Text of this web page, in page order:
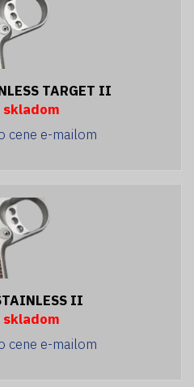
TARGET II
skladom
cene e-mailom
II
skladom
cene e-mailom